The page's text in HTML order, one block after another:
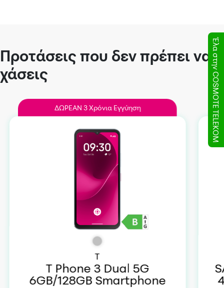
Προτάσεις που δεν πρέπει να
χάσεις
ΔΩΡEAN 3 Χρόνια Εγγύηση
T
T Phone 3 Dual 5G
6GB/128GB Smartphone
Έλα στην COSMOTE TELEKOM